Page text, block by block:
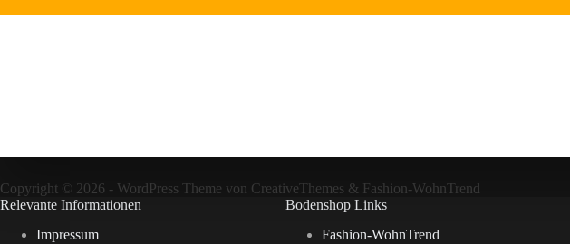
Copyright © 2026 - WordPress Theme von CreativeThemes & Fashion-WohnTrend
Relevante Informationen
Impressum
Bodenshop Links
Fashion-WohnTrend